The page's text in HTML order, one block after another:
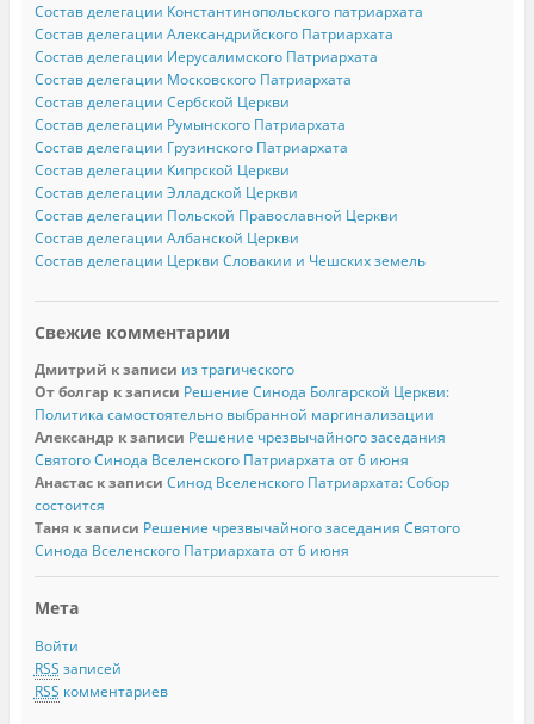
Состав делегации Константинопольского патриархата
Состав делегации Александрийского Патриархата
Состав делегации Иерусалимского Патриархата
Состав делегации Московского Патриархата
Состав делегации Сербской Церкви
Состав делегации Румынского Патриархата
Состав делегации Грузинского Патриархата
Состав делегации Кипрской Церкви
Состав делегации Элладской Церкви
Состав делегации Польской Православной Церкви
Состав делегации Албанской Церкви
Состав делегации Церкви Словакии и Чешских земель
Свежие комментарии
Дмитрий к записи из трагического
От болгар к записи Решение Синода Болгарской Церкви:
Политика самостоятельно выбранной маргинализации
Александр к записи Решение чрезвычайного заседания
Святого Синода Вселенского Патриархата от 6 июня
Анастаск записи Синод Вселенского Патриархата: Собор
состоится
Таняк записи Решение чрезвычайного заседания Святого
Синода Вселенского Патриархата от 6 июня
Мета
Войти
RSS записей
RSS комментариев